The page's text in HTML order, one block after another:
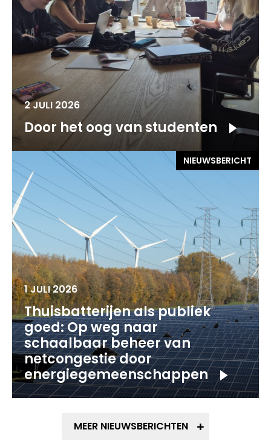
2 JULI 2026
Door het oog van studenten
NIEUWSBERICHT
1 JULI 2026
Thuisbatterijen als publiek
goed: Op weg naar
schaalbaar beheer van
netcongestie door
energiegemeenschappen
MEER NIEUWSBERICHTEN